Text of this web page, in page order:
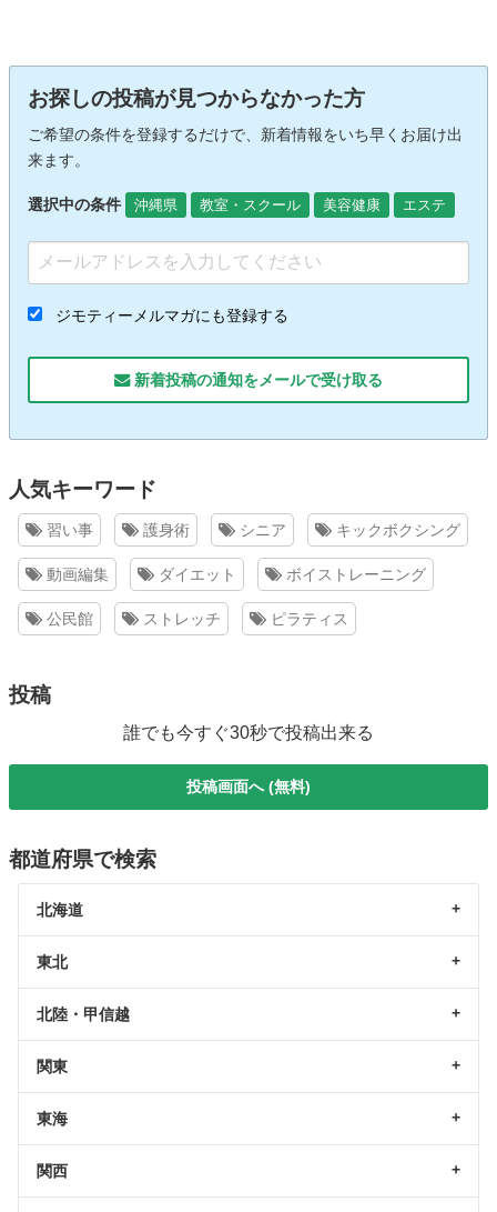
お探しの投稿が見つからなかった方
ご希望の条件を登録するだけで、新着情報をいち早くお届け出
来ます。
選択中の条件 沖縄県 教室・スクール 美容健康 エステ
ジモティーメルマガにも登録する
新着投稿の通知をメールで受け取る
人気キーワード
習い事 護身術 シニア キックボクシング
動画編集 ダイエット ボイストレーニング
公民館 ストレッチ ピラティス
投稿
誰でも今すぐ30秒で投稿出来る
投稿画面へ (無料)
都道府県で検索
北海道
東北
北陸・甲信越
関東
東海
関西